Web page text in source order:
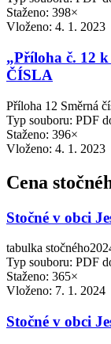
Staženo: 398×
Vloženo: 4. 1. 2023
„Příloha č. 12
ČÍSLA
Příloha 12 Směrná
Typ souboru: PDF
Staženo: 396×
Vloženo: 4. 1. 2023
Cena
Stočné v obci
tabulka
Typ souboru: PDF
Staženo: 365×
Vloženo: 7. 1. 2024
Stočné v obci